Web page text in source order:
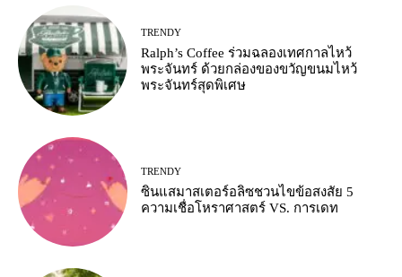
TRENDY
Ralph’s Coffee ร่วมฉลองเทศกาลไหว้
พระจันทร์ ด้วยกล่องของขวัญขนมไหว้
พระจันทร์สุดพิเศษ
TRENDY
ซินแสมาสเตอร์อลิซชวนไขข้อสงสัย 5
ความเชื่อโหราศาสตร์ VS. การเดท